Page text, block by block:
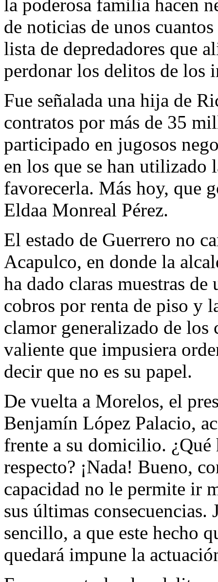
la poderosa familia hacen
de noticias de unos
lista de depredadores que
perdonar los delitos de los
Fue señalada una hija de
contratos por más de 35
participado en jugosos
en los que se han utilizado
favorecerla. Más hoy, que
Eldaa Monreal Pérez.
El estado de Guerrero no
Acapulco, en donde la
ha dado claras muestras
cobros por renta de piso y
clamor generalizado de los
valiente que impusiera
decir que no es su papel.
De vuelta a Morelos, el
Benjamín López Palacio,
frente a su domicilio.
respecto? ¡Nada! Bueno,
capacidad no le permite ir
sus últimas consecuencias.
sencillo, a que este hecho
quedará impune la